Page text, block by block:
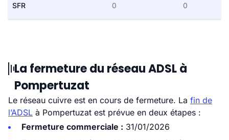
SFR 0 0
La fermeture du réseau ADSL à
Pompertuzat
Le réseau cuivre est en cours de fermeture. La fin de
l’ADSL à Pompertuzat est prévue en deux étapes :
Fermeture commerciale : 31/01/2026